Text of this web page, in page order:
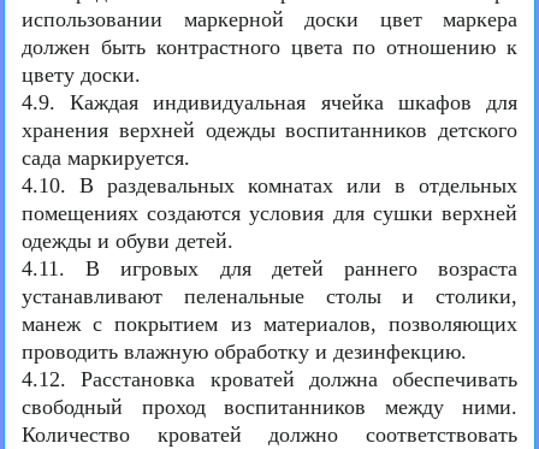
использовании маркерной доски цвет маркера
должен быть контрастного цвета по отношению к
цвету доски.
4.9. Каждая индивидуальная ячейка шкафов для
хранения верхней одежды воспитанников детского
сада маркируется.
4.10. В раздевальных комнатах или в отдельных
помещениях создаются условия для сушки верхней
одежды и обуви детей.
4.11. В игровых для детей раннего возраста
устанавливают пеленальные столы и столики,
манеж с покрытием из материалов, позволяющих
проводить влажную обработку и дезинфекцию.
4.12. Расстановка кроватей должна обеспечивать
свободный проход воспитанников между ними.
Количество кроватей должно соответствовать